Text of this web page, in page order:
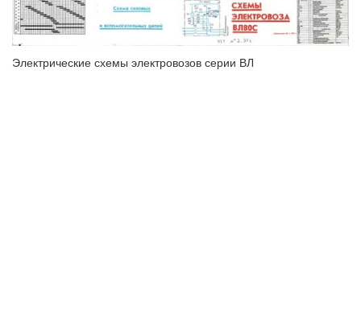
Электрические схемы электровозов серии ВЛ